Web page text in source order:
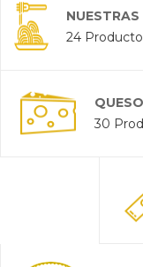
NUESTRAS
PASTAS Y
24
30